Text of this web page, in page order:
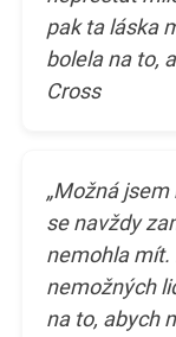
pak ta láska
bolela na to,
Cross
„Možná
se navždy
nemohla mít.
nemožných
na to, abych